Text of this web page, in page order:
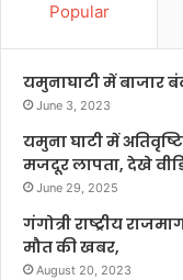
Popular
यमुनाघाटी में बाजार
June 3, 2023
यमुना घाटी में
मजदूर लापता, देखे
June 29, 2025
गंगोत्री राष्ट्रीय
मौत की खबर,
August 20, 2023